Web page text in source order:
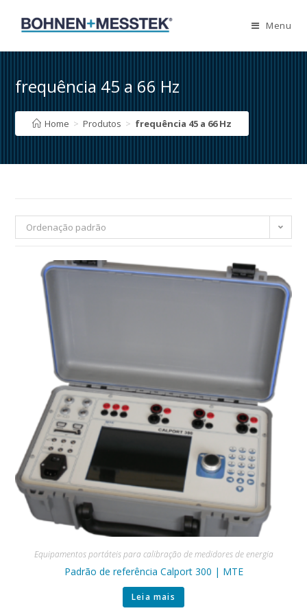
Menu
frequência 45 a 66 Hz
Home > Produtos > frequência 45 a 66 Hz
Ordenação padrão
Equipamentos portáteis para calibração de medidores de energia
Padrão de referência Calport 300 | MTE
Leia mais